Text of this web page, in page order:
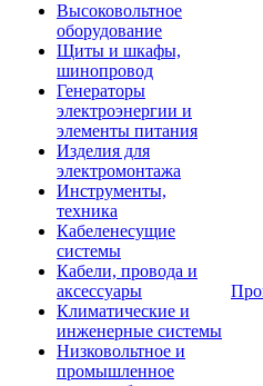
Высоковольтное
оборудование
Щиты и шкафы,
шинопровод
Генераторы
электроэнергии и
элементы питания
Изделия для
электромонтажа
Инструменты,
техника
Кабеленесущие
системы
Кабели, провода и
аксессуары
Климатические и
инженерные системы
Низковольтное и
промышленное